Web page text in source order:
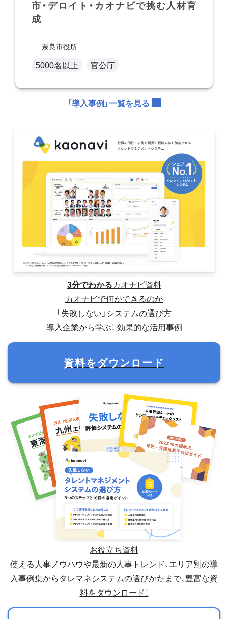
市・デロイト・カオナビで挑む人材育
成
奈良市役所
5000名以上 官公庁
「導入事例」一覧を見る
3分でわかるカオナビ資料
カオナビで何ができるのか
「失敗しない」システムの選び方
導入企業から学ぶ！ 効果的な活用事例
資料をダウンロード
お役立ち資料
使える人事ノウハウや最新の人事トレンド、エリア別の導
入事例集からタレマネシステムの選びかたまで、豊富な資
料をダウンロード！